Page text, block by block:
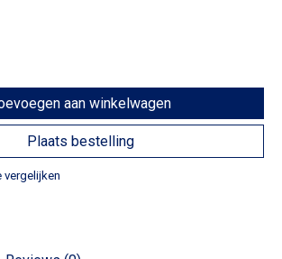
aan winkelwagen
Plaats bestelling
vergelijken